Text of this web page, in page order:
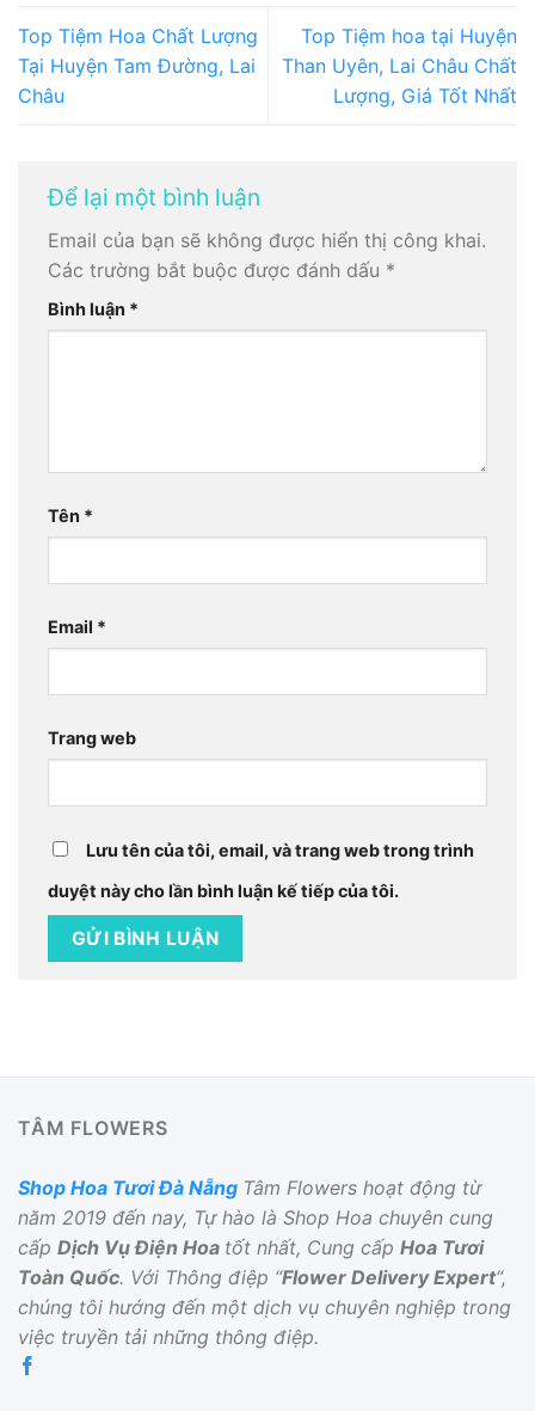
Top Tiệm Hoa Chất Lượng
Tại Huyện Tam Đường, Lai
Châu
Top Tiệm hoa tại Huyện
Than Uyên, Lai Châu Chất
Lượng, Giá Tốt Nhất
Để lại một bình luận
Email của bạn sẽ không được hiển thị công khai.
Các trường bắt buộc được đánh dấu *
Bình luận *
Tên *
Email *
Trang web
Lưu tên của tôi, email, và trang web trong trình
duyệt này cho lần bình luận kế tiếp của tôi.
TÂM FLOWERS
Shop Hoa Tươi Đà Nẵng Tâm Flowers hoạt động từ
năm 2019 đến nay, Tự hào là Shop Hoa chuyên cung
cấp Dịch Vụ Điện Hoa tốt nhất, Cung cấp Hoa Tươi
Toàn Quốc. Với Thông điệp “Flower Delivery Expert“,
chúng tôi hướng đến một dịch vụ chuyên nghiệp trong
việc truyền tải những thông điệp.